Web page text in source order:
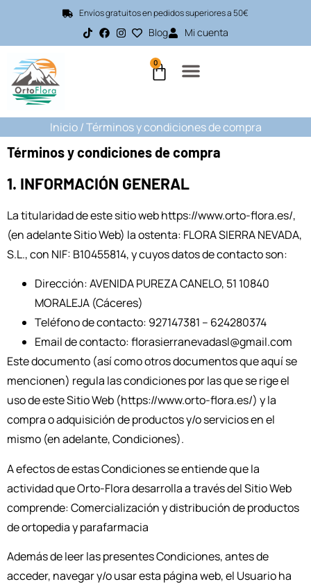
Envíos gratuitos en pedidos superiores a 50€
Blog Mi cuenta
0
Inicio/ Términos y condiciones de compra
Términos y condiciones de compra
1. INFORMACIÓN GENERAL
La titularidad de este sitio web https://www.orto-flora.es/,
(en adelante Sitio Web) la ostenta: FLORA SIERRA NEVADA,
S.L., con NIF: B10455814, y cuyos datos de contacto son:
Dirección: AVENIDA PUREZA CANELO, 51 10840
MORALEJA (Cáceres)
Teléfono de contacto: 927147381 – 624280374
Email de contacto: florasierranevadasl@gmail.com
Este documento (así como otros documentos que aquí se
mencionen) regula las condiciones por las que se rige el
uso de este Sitio Web (https://www.orto-flora.es/) y la
compra o adquisición de productos y/o servicios en el
mismo (en adelante, Condiciones).
A efectos de estas Condiciones se entiende que la
actividad que Orto-Flora desarrolla a través del Sitio Web
comprende: Comercialización y distribución de productos
de ortopedia y parafarmacia
Además de leer las presentes Condiciones, antes de
acceder, navegar y/o usar esta página web, el Usuario ha